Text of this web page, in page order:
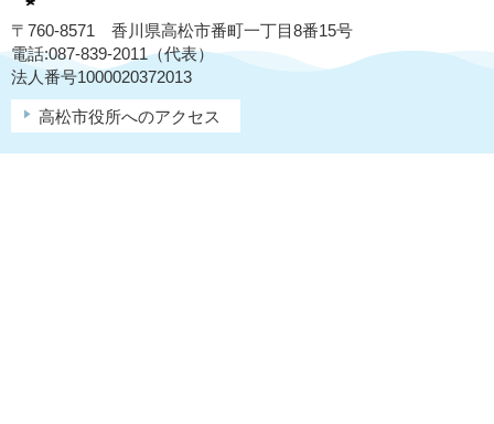
〒760-8571 香川県高松市番町一丁目8番15号
電話:087-839-2011（代表）
法人番号1000020372013
高松市役所へのアクセス